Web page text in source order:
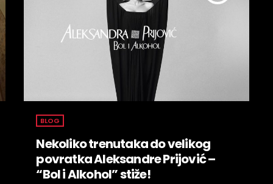
BLOG
Nekoliko trenutaka do velikog
povratka Aleksandre Prijović –
“Bol i Alkohol” stiže!